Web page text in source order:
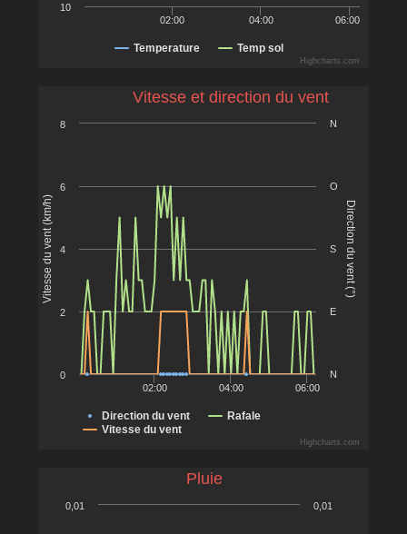
Temperature Temp sol
02:00 04:00 06:00
10
Highcharts.com
Vitesse du vent (km/h) Direction du vent (°)
Direction du vent
Rafale
Vitesse du vent
02:00 04:00 06:00
0
2
4
6
8
Highcharts.com
Vitesse et direction du vent
N
E
S
O
N
0,01 0,01
Pluie